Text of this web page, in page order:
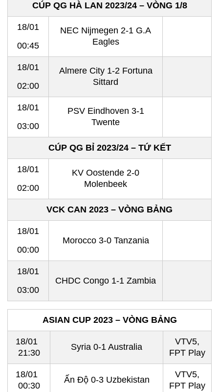
CÚP QG HÀ LAN 2023/24 – VÒNG 1/8
18/01
00:45
NEC Nijmegen 2-1 G.A
Eagles
18/01
02:00
Almere City 1-2 Fortuna
Sittard
18/01
03:00
PSV Eindhoven 3-1
Twente
CÚP QG BỈ 2023/24 – TỨ KẾT
18/01
02:00
KV Oostende 2-0
Molenbeek
VCK CAN 2023 – VÒNG BẢNG
18/01
00:00
Morocco 3-0 Tanzania
18/01
03:00
CHDC Congo 1-1 Zambia
ASIAN CUP 2023 – VÒNG BẢNG
18/01
21:30
Syria 0-1 Australia
VTV5,
FPT Play
18/01
00:30
Ấn Độ 0-3 Uzbekistan
VTV5,
FPT Play